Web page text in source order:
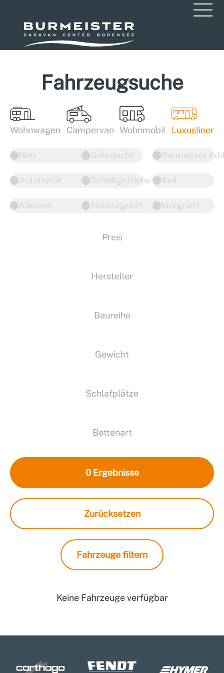
Fahrzeugsuche
Wohnwagen Campervan Wohnmobil Luxusliner
Neu Gebraucht
4x4
Automatik Schaltgetriebe
Burmeister
Alkoven Teilintegriert Integriert
Preis
Hersteller
Baureihe
Gewicht
Schlafplätze
Bettenart
0 Ergebnisse
Zurücksetzen
Fahrzeuge filtern
Keine Fahrzeuge verfügbar